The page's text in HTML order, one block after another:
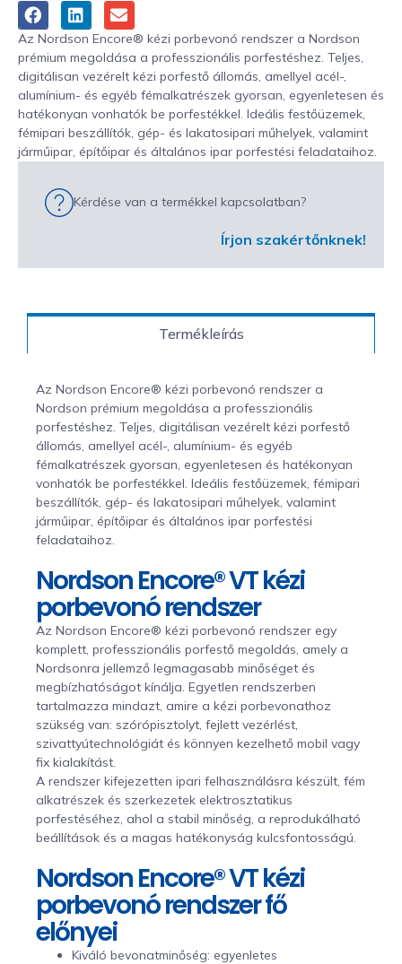
Az Nordson Encore® kézi porbevonó rendszer a Nordson
prémium megoldása a professzionális porfestéshez. Teljes,
digitálisan vezérelt kézi porfestő állomás, amellyel acél-,
alumínium- és egyéb fémalkatrészek gyorsan, egyenletesen és
hatékonyan vonhatók be porfestékkel. Ideális festőüzemek,
fémipari beszállítók, gép- és lakatosipari műhelyek, valamint
járműipar, építőipar és általános ipar porfestési feladataihoz.
Kérdése van a termékkel kapcsolatban?
Írjon szakértőnknek!
Termékleírás
Az Nordson Encore® kézi porbevonó rendszer a
Nordson prémium megoldása a professzionális
porfestéshez. Teljes, digitálisan vezérelt kézi porfestő
állomás, amellyel acél-, alumínium- és egyéb
fémalkatrészek gyorsan, egyenletesen és hatékonyan
vonhatók be porfestékkel. Ideális festőüzemek, fémipari
beszállítók, gép- és lakatosipari műhelyek, valamint
járműipar, építőipar és általános ipar porfestési
feladataihoz.
Nordson Encore® VT kézi
porbevonó rendszer
Az Nordson Encore® kézi porbevonó rendszer egy
komplett, professzionális porfestő megoldás, amely a
Nordsonra jellemző legmagasabb minőséget és
megbízhatóságot kínálja. Egyetlen rendszerben
tartalmazza mindazt, amire a kézi porbevonathoz
szükség van: szórópisztolyt, fejlett vezérlést,
szivattyútechnológiát és könnyen kezelhető mobil vagy
fix kialakítást.
A rendszer kifejezetten ipari felhasználásra készült, fém
alkatrészek és szerkezetek elektrosztatikus
porfestéséhez, ahol a stabil minőség, a reprodukálható
beállítások és a magas hatékonyság kulcsfontosságú.
Nordson Encore® VT kézi
porbevonó rendszer fő
előnyei
Kiváló bevonatminőség: egyenletes